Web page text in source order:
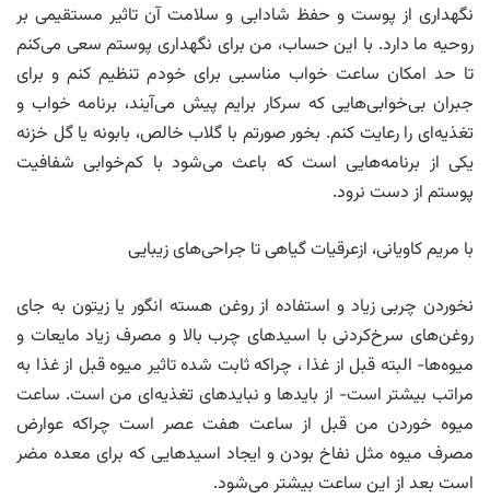
نگهداری از پوست و حفظ شادابی و سلامت آن تاثیر مستقیمی بر
روحیه ما دارد. با این حساب، من برای نگهداری پوستم سعی می‌کنم
تا حد امکان ساعت خواب مناسبی برای خودم تنظیم کنم و برای
جبران بی‌خوابی‌هایی که سرکار برایم پیش می‌آیند، برنامه خواب و
تغذیه‌ای را رعایت کنم. بخور صورتم با گلاب خالص، بابونه یا گل خزنه
یکی از برنامه‌هایی است که باعث می‌شود با کم‌خوابی شفافیت
پوستم از دست نرود.
با مریم کاویانی، ازعرقیات گیاهی تا جراحی‌های زیبایی
نخوردن چربی زیاد و استفاده از روغن هسته انگور یا زیتون به جای
روغن‌های سرخ‌کردنی با اسیدهای چرب بالا و مصرف زیاد مایعات و
میوه‌ها- البته قبل از غذا ، چراکه ثابت شده تاثیر میوه قبل از غذا به
مراتب بیشتر است- از بایدها و نبایدهای تغذیه‌ای من است. ساعت
میوه خوردن من قبل از ساعت هفت عصر است چراکه عوارض
مصرف میوه مثل نفاخ بودن و ایجاد اسیدهایی که برای معده مضر
است بعد از این ساعت بیشتر می‌شود.